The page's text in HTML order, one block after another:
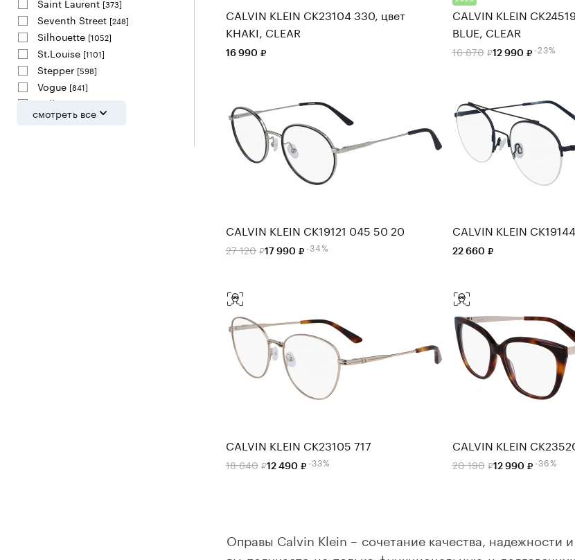
[373]
Seventh Street [248]
Silhouette [1052]
St.Louise [1101]
Stepper [598]
Vogue [841]
William Morris
смотреть все
CALVIN KLEIN CK23104 330, цвет
KHAKI, CLEAR
16 990
CALVIN KLEIN
BLUE, CLEAR
16 870 12 990 -23%
CALVIN KLEIN CK19121 045 50 20
27 120 17 990 -34%
CALVIN KLEIN
22 660
CALVIN KLEIN CK23105 717
18 640 12 490 -33%
CALVIN KLEIN
20 190 12 990 -36%
Оправы Calvin Klein – сочетание качества, надежности